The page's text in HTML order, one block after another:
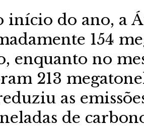
início do ano, a
154
enquanto no
213
as
de